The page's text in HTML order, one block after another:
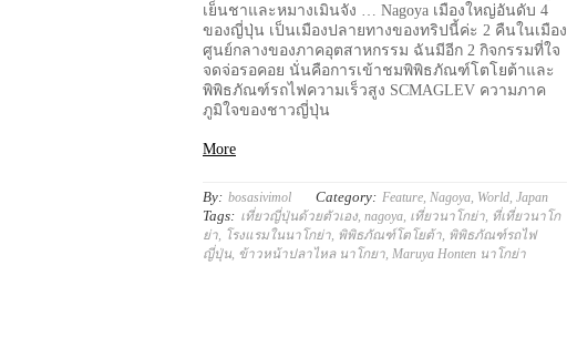
เย็นชาและหมางเมินจัง … Nagoya เมืองใหญ่อันดับ 4
ของญี่ปุ่น เป็นเมืองปลายทางของทริปนี้ค่ะ 2 คืนในเมือง
ศูนย์กลางของภาคอุตสาหกรรม ฉันมีอีก 2 กิจกรรมที่ใจ
จดจ่อรอคอย นั่นคือการเข้าชมพิพิธภัณฑ์โตโยต้าและ
พิพิธภัณฑ์รถไฟความเร็วสูง SCMAGLEV ความภาค
ภูมิใจของชาวญี่ปุ่น
More
By: bosasivimol Category: Feature Nagoya World ,Japan
Tags: เที่ยวญี่ปุ่นด้วยตัวเอง, nagoya เที่ยวนาโกย่า ที่เที่ยวนาโก
ย่า โรงแรมในนาโกย่า พิพิธภัณฑ์โตโยต้า พิพิธภัณฑ์รถไฟ
ญี่ปุ่น ข้าวหน้าปลาไหล นาโกยา Maruya Honten นาโกย่า